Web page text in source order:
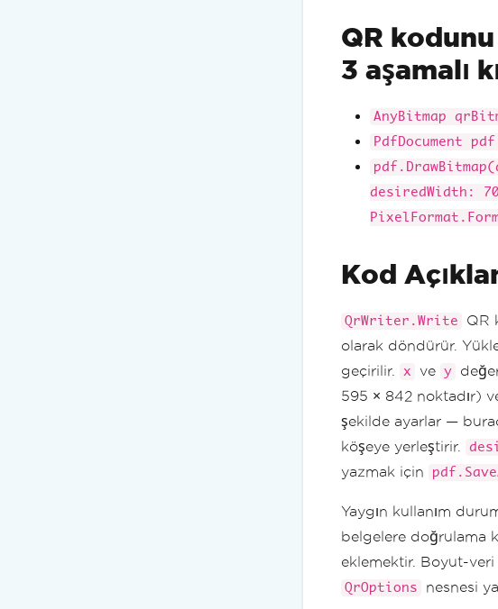
QR
3 aşamalı
AnyBitmap
PdfDocument
desiredWidth:
Kod
QrWriter.Write QR
olarak döndürür.
geçirilir.
x ve y
595 × 842 noktadır)
şekilde ayarlar —
köşeye yerleştirir.
yazmak için
Yaygın kullanım
belgelere doğrulama
eklemektir. Boyut-
QrOptions nesnesi